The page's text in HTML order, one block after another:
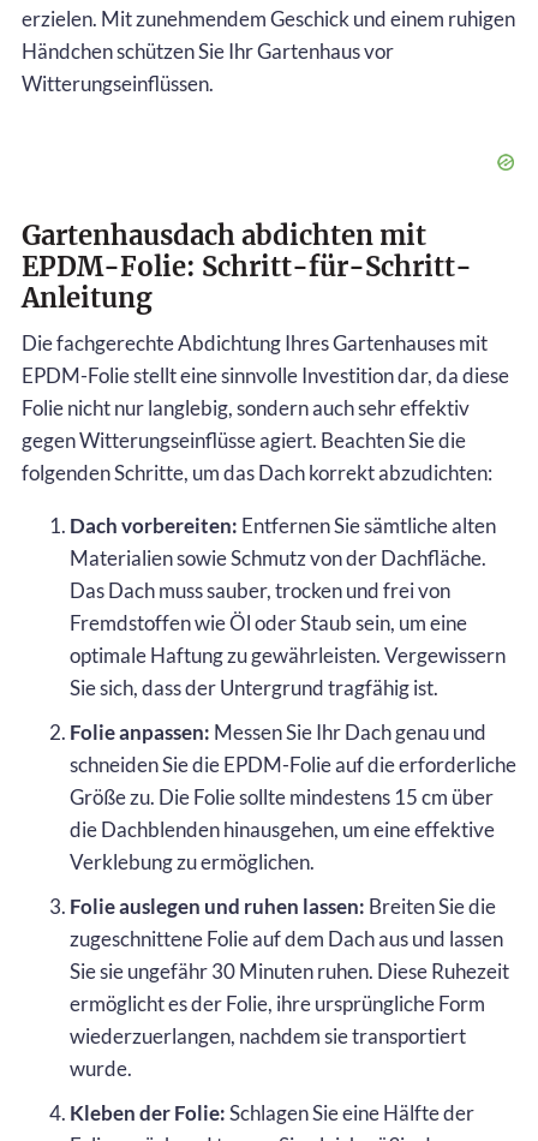
erzielen. Mit zunehmendem Geschick und einem ruhigen
Händchen schützen Sie Ihr Gartenhaus vor
Witterungseinflüssen.
Gartenhausdach abdichten mit
EPDM-Folie: Schritt-für-Schritt-
Anleitung
Die fachgerechte Abdichtung Ihres Gartenhauses mit
EPDM-Folie stellt eine sinnvolle Investition dar, da diese
Folie nicht nur langlebig, sondern auch sehr effektiv
gegen Witterungseinflüsse agiert. Beachten Sie die
folgenden Schritte, um das Dach korrekt abzudichten:
Dach vorbereiten: Entfernen Sie sämtliche alten
Materialien sowie Schmutz von der Dachfläche.
Das Dach muss sauber, trocken und frei von
Fremdstoffen wie Öl oder Staub sein, um eine
optimale Haftung zu gewährleisten. Vergewissern
Sie sich, dass der Untergrund tragfähig ist.
Folie anpassen: Messen Sie Ihr Dach genau und
schneiden Sie die EPDM-Folie auf die erforderliche
Größe zu. Die Folie sollte mindestens 15 cm über
die Dachblenden hinausgehen, um eine effektive
Verklebung zu ermöglichen.
Folie auslegen und ruhen lassen: Breiten Sie die
zugeschnittene Folie auf dem Dach aus und lassen
Sie sie ungefähr 30 Minuten ruhen. Diese Ruhezeit
ermöglicht es der Folie, ihre ursprüngliche Form
wiederzuerlangen, nachdem sie transportiert
wurde.
Kleben der Folie:Schlagen Sie eine Hälfte der